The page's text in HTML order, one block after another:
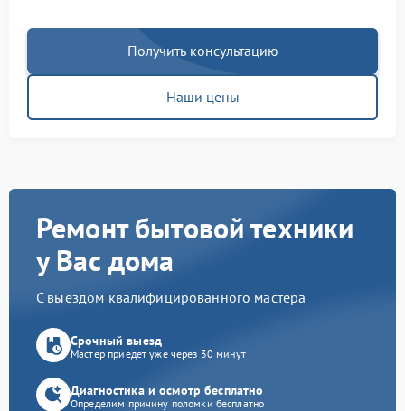
Получить консультацию
Наши цены
Ремонт бытовой техники
у Вас дома
С выездом квалифицированного мастера
Срочный выезд
Мастер приедет уже через 30 минут
Диагностика и осмотр бесплатно
Определим причину поломки бесплатно